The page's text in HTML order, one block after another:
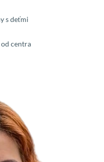
s deťmi
od centra